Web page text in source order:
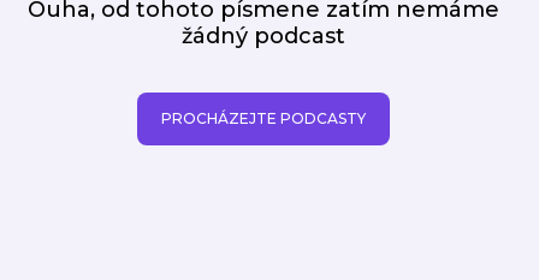
Ouha, od tohoto písmene zatím nemáme
žádný podcast
PROCHÁZEJTE PODCASTY